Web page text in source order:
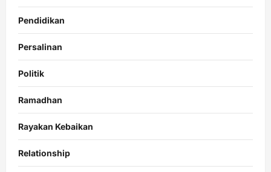
Pendidikan
Persalinan
Politik
Ramadhan
Rayakan Kebaikan
Relationship